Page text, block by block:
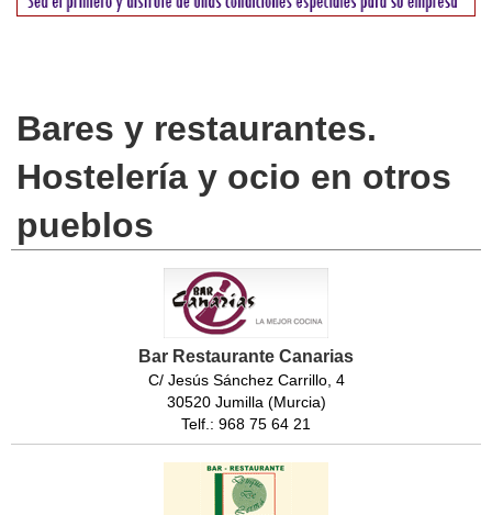
Bares y restaurantes.
Hostelería y ocio en otros
pueblos
Bar Restaurante Canarias
C/ Jesús Sánchez Carrillo, 4
30520 Jumilla (Murcia)
Telf.: 968 75 64 21